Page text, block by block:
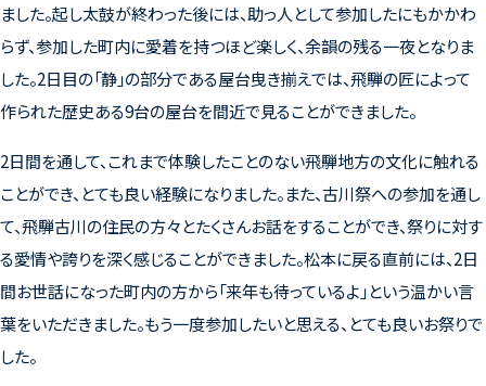
ました。起し太鼓が終わった後には、助っ人として参加したにもかかわ
らず、参加した町内に愛着を持つほど楽しく、余韻の残る一夜となりま
した。2日目の「静」の部分である屋台曳き揃えでは、飛騨の匠によって
作られた歴史ある9台の屋台を間近で見ることができました。
2日間を通して、これまで体験したことのない飛騨地方の文化に触れる
ことができ、とても良い経験になりました。また、古川祭への参加を通し
て、飛騨古川の住民の方々とたくさんお話をすることができ、祭りに対す
る愛情や誇りを深く感じることができました。松本に戻る直前には、2日
間お世話になった町内の方から「来年も待っているよ」という温かい言
葉をいただきました。もう一度参加したいと思える、とても良いお祭りで
した。